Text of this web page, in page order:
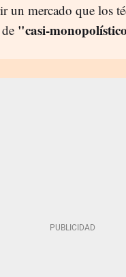
un mercado que los
"casi-